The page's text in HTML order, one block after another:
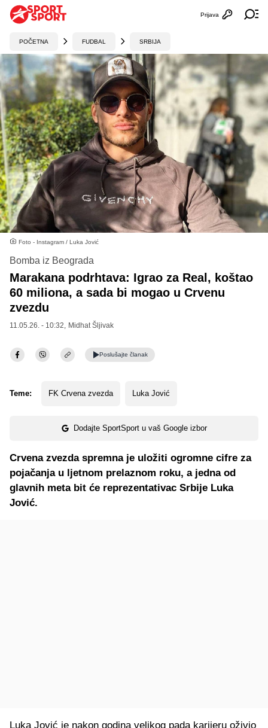
Otvori
Prijava
POČETNA FUDBAL SRBIJA
Foto - Instagram / Luka Jović
Bomba iz Beograda
Marakana podrhtava: Igrao za Real, koštao
60 miliona, a sada bi mogao u Crvenu
zvezdu
11.05.26. - 10:32, Midhat Šljivak
Poslušajte članak
Teme: FK Crvena zvezda Luka Jović
Dodajte SportSport u vaš Google izbor
Crvena zvezda spremna je uložiti ogromne cifre za
pojačanja u ljetnom prelaznom roku, a jedna od
glavnih meta bit će reprezentativac Srbije Luka
Jović.
Luka Jović je nakon godina velikog pada karijeru oživio